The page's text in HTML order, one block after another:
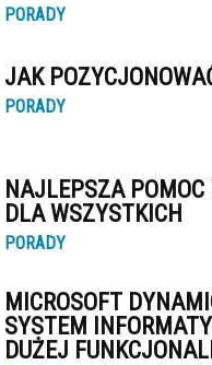
PORADY
JAK
PORADY
NAJLEPSZA POMOC
DLA WSZYSTKICH
PORADY
MICROSOFT
SYSTEM
DUŻEJ